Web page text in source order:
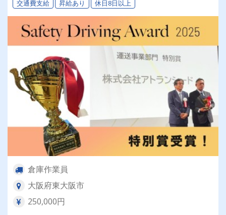
交通費支給 昇給あり 休日8日以上
倉庫作業員
大阪府東大阪市
250,000円